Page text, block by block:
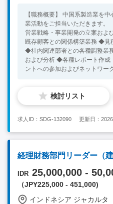
【職務概要】 中国系製造業を
業活動をご担当いただきます。
営業戦略・事業開発の立案お
既存顧客との関係構築業務 ◆見
◆社内関連部署との各種調整業
および分析 ◆各種レポート作
ントへの参加およびネットワー
不問） ◆ビジネスレベルの中
ベル以上の英語力をお持ちの方
◆製造業での営業経験をお持ち
理解をお持ちの方
検討リスト
求人ID：SDG-132090 更新日：
経理財務部門リーダー（
IDR 25,000,000 -
（JPY225,000 - 451,000)
インドネシア ジャカルタ